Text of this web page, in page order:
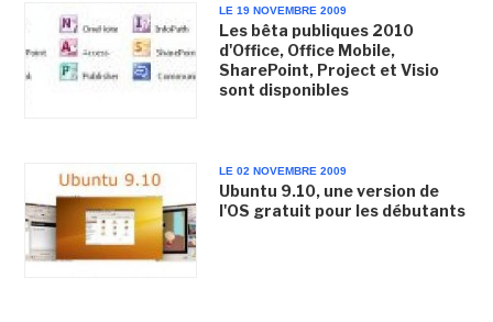
LE 19 NOVEMBRE 2009
Les bêta publiques 2010
d'Office, Office Mobile,
SharePoint, Project et Visio
sont disponibles
LE 02 NOVEMBRE 2009
Ubuntu 9.10, une version de
l'OS gratuit pour les débutants